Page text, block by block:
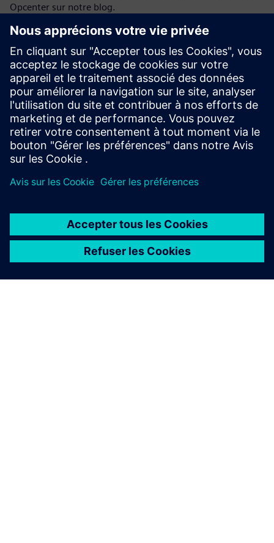
Opcenter sur notre blog.
Visitez le blog
Communauté Opcenter
Participez à la conversation ou obtenez des réponses à
toutes vos questions sur le logiciel Opcenter.
Visitez la communauté